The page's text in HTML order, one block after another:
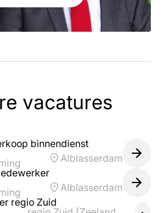
vacatures
binnendienst
Alblasserdam
Alblasserdam
regio Zuid